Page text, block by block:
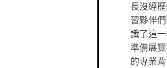
長沒經
習夥伴
識了這
準備展
的專業